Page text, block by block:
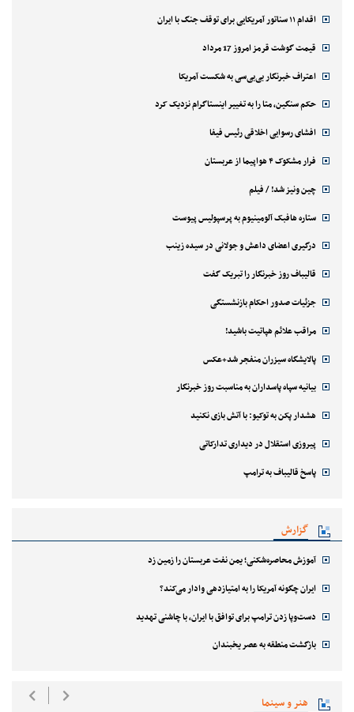
اقدام ۱۱ سناتور آمریکایی برای توقف جنگ با ایران
قیمت گوشت قرمز امروز 17 مرداد
اعتراف خبرنگار بی‌بی‌سی به شکست آمریکا
حکم سنگین، متا را به تغییر اینستاگرام نزدیک کرد
افشای رسوایی اخلاقی رئیس فیفا
فرار مشکوک ۴ هواپیما از عربستان
چین ونیز شد! / فیلم
ستاره هافبک آلومینیوم به پرسپولیس پیوست
درگیری اعضای داعش و جولانی در سیده زینب
قالیباف روز خبرنگار را تبریک گفت
جزئیات صدور احکام بازنشستگی
مراقب علائم هپاتیت باشید!
پالایشگاه سیزران منفجر شد+عکس
بیانیه سپاه پاسداران به مناسبت روز خبرنگار
هشدار پکن به توکیو: با آتش بازی نکنید
پیروزی استقلال در دیداری تدارکاتی
پاسخ قالیباف به ترامپ
گزارش
آموزش محاصره‌شکنی؛ یمن نفت عربستان را زمین زد
ایران چگونه آمریکا را به امتیازدهی وادار می‌کند؟
دست‌وپا زدن ترامپ برای توافق با ایران، با چاشنی تهدید
بازگشت منطقه به عصر یخبندان
هنر و سینما